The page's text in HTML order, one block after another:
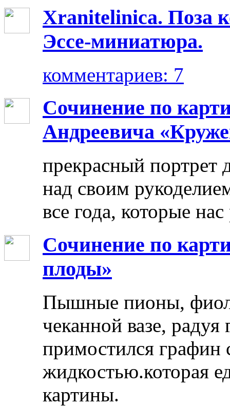
Xranitelinica. Поза
Эссе-миниатюра.
комментариев: 7
Сочинение по
Андреевича
прекрасный портрет
над своим
все года, которые
Сочинение по
плоды»
Пышные пионы,
чеканной вазе,
примостился графин
жидкостью.которая
картины.